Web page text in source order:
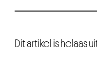
Dit artikel is helaas